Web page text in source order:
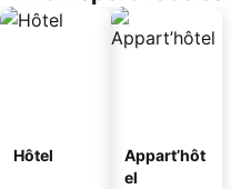
Hôtel
Appart’hôt
el